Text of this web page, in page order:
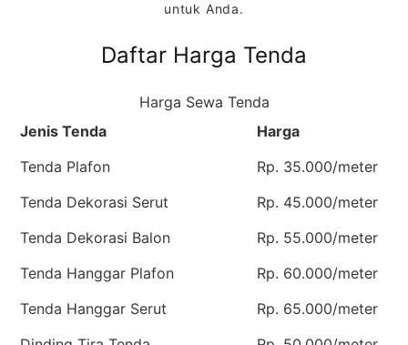
untuk Anda.
Daftar Harga Tenda
Harga Sewa Tenda
Jenis Tenda
Harga
Tenda Plafon
Rp. 35.000/meter
Tenda Dekorasi Serut
Rp. 45.000/meter
Tenda Dekorasi Balon
Rp. 55.000/meter
Tenda Hanggar Plafon
Rp. 60.000/meter
Tenda Hanggar Serut
Rp. 65.000/meter